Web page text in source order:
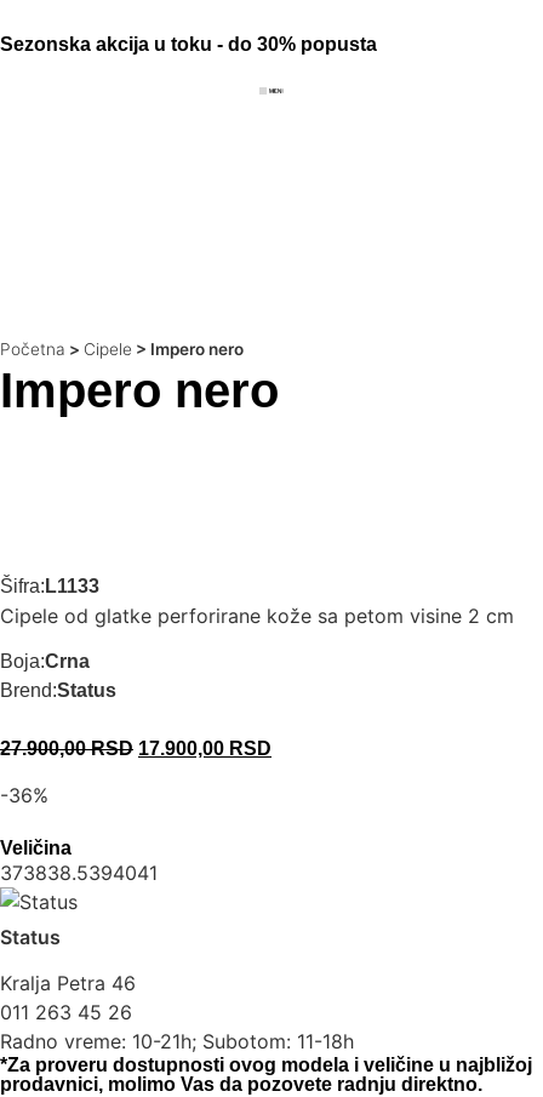
Sezonska akcija u toku - do 30% popusta
Početna > Cipele > Impero nero
Impero nero
Šifra: L1133
Cipele od glatke perforirane kože sa petom visine 2 cm
Boja:Crna
Brend:Status
27.900,00RSD 17.900,00 RSD
-36%
Veličina
373838.5394041
Status
Kralja Petra 46
011 263 45 26
Radno vreme: 10-21h; Subotom: 11-18h
*Za proveru dostupnosti ovog modela i veličine u najbližoj
prodavnici, molimo Vas da pozovete radnju direktno.